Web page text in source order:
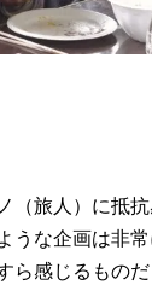
（旅人）に抵
うな企画は非常
ら感じるもの